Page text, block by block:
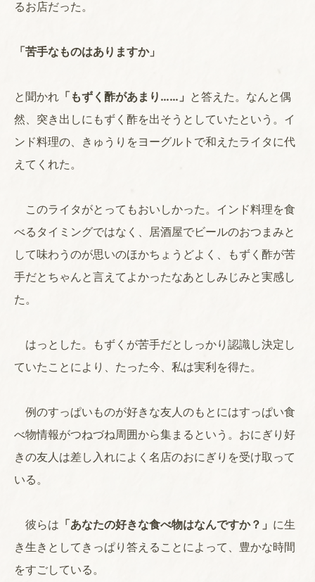
るお店だった。
「苦手なものはありますか」
と聞かれ 「もずく酢があまり……」 と答えた。なんと偶
然、突き出しにもずく酢を出そうとしていたという。イ
ンド料理の、きゅうりをヨーグルトで和えたライタに代
えてくれた。
このライタがとってもおいしかった。インド料理を食
べるタイミングではなく、居酒屋でビールのおつまみと
して味わうのが思いのほかちょうどよく、もずく酢が苦
手だとちゃんと言えてよかったなあとしみじみと実感し
た。
はっとした。もずくが苦手だとしっかり認識し決定し
ていたことにより、たった今、私は実利を得た。
例のすっぱいものが好きな友人のもとにはすっぱい食
べ物情報がつねづね周囲から集まるという。おにぎり好
きの友人は差し入れによく名店のおにぎりを受け取って
いる。
彼らは 「あなたの好きな食べ物はなんですか？」 に生
き生きとしてきっぱり答えることによって、豊かな時間
をすごしている。